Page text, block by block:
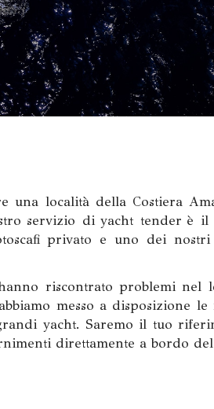
località della Costiera
servizio di yacht tender è
privato e uno dei
riscontrato problemi
messo a disposizione le
yacht. Saremo il tuo
direttamente a bordo del